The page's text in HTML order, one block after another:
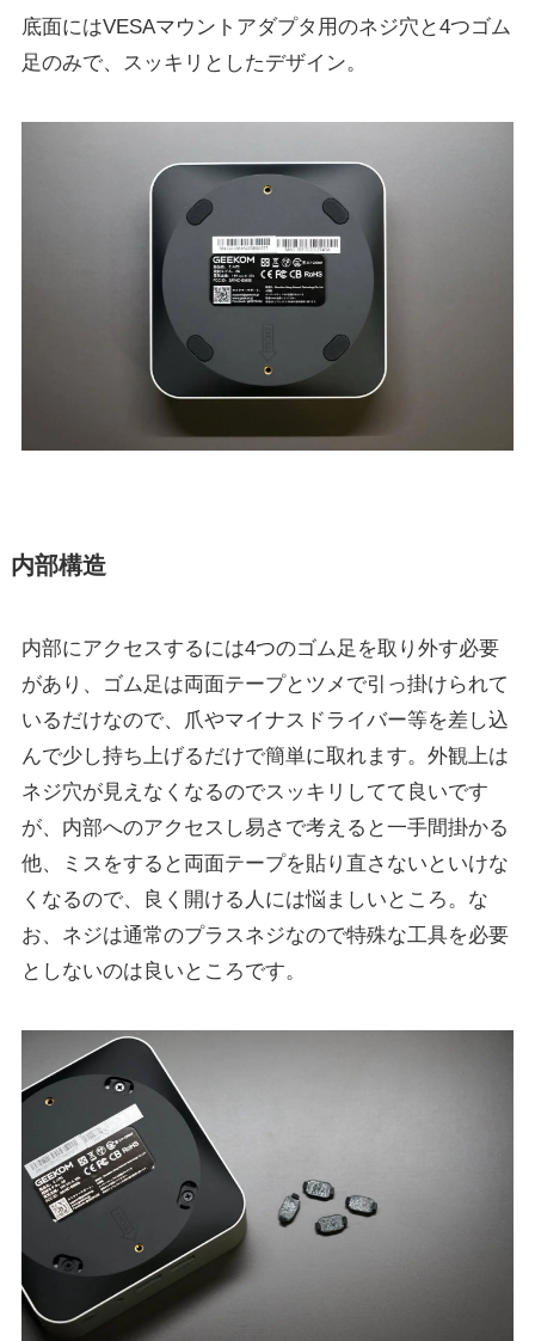
底面にはVESAマウントアダプタ用のネジ穴と4つゴム
足のみで、スッキリとしたデザイン。
内部構造
内部にアクセスするには4つのゴム足を取り外す必要
があり、ゴム足は両面テープとツメで引っ掛けられて
いるだけなので、爪やマイナスドライバー等を差し込
んで少し持ち上げるだけで簡単に取れます。外観上は
ネジ穴が見えなくなるのでスッキリしてて良いです
が、内部へのアクセスし易さで考えると一手間掛かる
他、ミスをすると両面テープを貼り直さないといけな
くなるので、良く開ける人には悩ましいところ。な
お、ネジは通常のプラスネジなので特殊な工具を必要
としないのは良いところです。